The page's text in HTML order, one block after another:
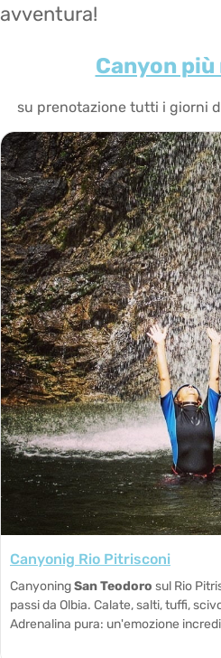
avventura!
Canyon
su prenotazione tutti i giorni
Canyonig Rio Pitrisconi
CanyoningSan Teodoro sul Rio
passi da Olbia. Calate, salti, tuffi,
Adrenalina pura: un'emozione